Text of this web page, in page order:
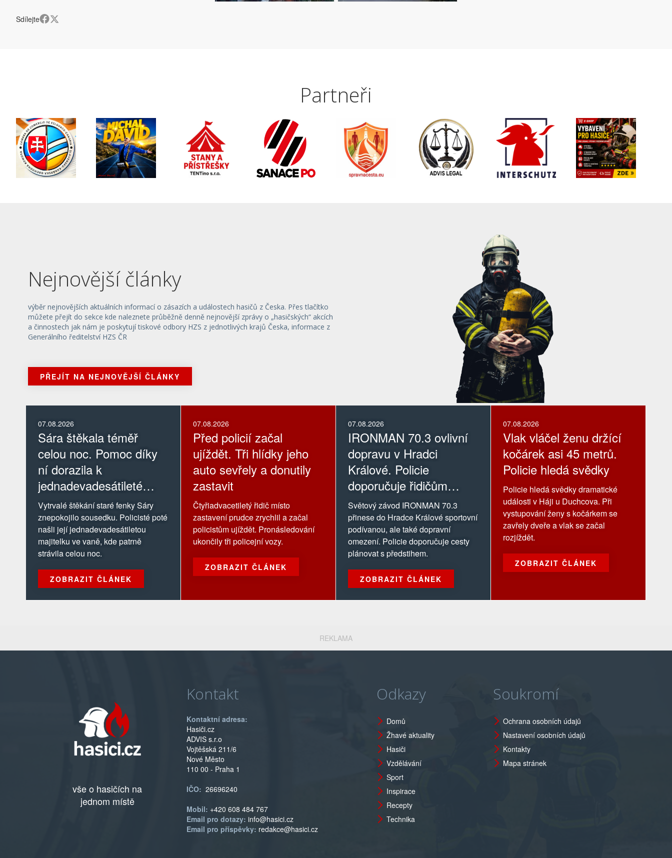
Sdílejte
Partneři
Nejnovější články
výběr nejnovějších aktuálních informací o zásazích a událostech hasičů z Česka. Přes tlačítko
můžete přejít do sekce kde naleznete průběžně denně nejnovější zprávy o „hasičských“ akcích
a činnostech jak nám je poskytují tiskové odbory HZS z jednotlivých krajů Česka, informace z
Generálního ředitelství HZS ČR
PŘEJÍT NA NEJNOVĚJŠÍ ČLÁNKY
07.08.2026
Sára štěkala téměř
celou noc. Pomoc díky
ní dorazila k
jednadevadesátileté
majitelce
Vytrvalé štěkání staré fenky Sáry
znepokojilo sousedku. Policisté poté
našli její jednadevadesátiletou
majitelku ve vaně, kde patrně
strávila celou noc.
ZOBRAZIT ČLÁNEK
07.08.2026
IRONMAN 70.3 ovlivní
dopravu v Hradci
Králové. Policie
doporučuje řidičům
oblasti závodu se
vyhnout
Světový závod IRONMAN 70.3
přinese do Hradce Králové sportovní
podívanou, ale také dopravní
omezení. Policie doporučuje cesty
plánovat s předstihem.
ZOBRAZIT ČLÁNEK
07.08.2026
Vlak vláčel ženu držící
kočárek asi 45 metrů.
Policie hledá svědky
Policie hledá svědky dramatické
události v Háji u Duchcova. Při
vystupování ženy s kočárkem se
zavřely dveře a vlak se začal
rozjíždět.
ZOBRAZIT ČLÁNEK
07.08.2026
Před policií začal
ujíždět. Tři hlídky jeho
auto sevřely a donutily
zastavit
Čtyřiadvacetiletý řidič místo
zastavení prudce zrychlil a začal
policistům ujíždět. Pronásledování
ukončily tři policejní vozy.
ZOBRAZIT ČLÁNEK
REKLAMA
vše o hasičích na
jednom místě
Kontakt
Kontaktní adresa:
Hasiči.cz
ADVIS s.r.o
Vojtěšská 211/6
Nové Město
110 00 - Praha 1
IČO: 26696240
Mobil: +420 608 484 767
Email pro dotazy: info@hasici.cz
Email pro příspěvky: redakce@hasici.cz
Odkazy
Domů
Žhavé aktuality
Hasiči
Vzdělávání
Sport
Inspirace
Recepty
Technika
Soukromí
Ochrana osobních údajů
Nastavení osobních údajů
Kontakty
Mapa stránek